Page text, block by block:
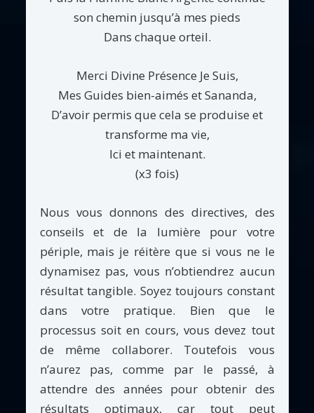
son chemin jusqu’à mes pieds
Dans chaque orteil.
Merci Divine Présence Je Suis,
Mes Guides bien-aimés et Sananda,
D’avoir permis que cela se produise et
transforme ma vie,
Ici et maintenant.
(x3 fois)
Nous vous donnons des directives, des
conseils et de la lumière pour votre
périple, mais je réitère que si vous ne le
dynamisez pas, vous n’obtiendrez aucun
résultat tangible. Soyez toujours constant
dans votre pratique. Bien que le
processus soit en cours, vous devez tout
de même collaborer. Toutefois vous
n’aurez pas, comme par le passé, à
attendre des années pour obtenir des
résultats optimaux, car tout peut